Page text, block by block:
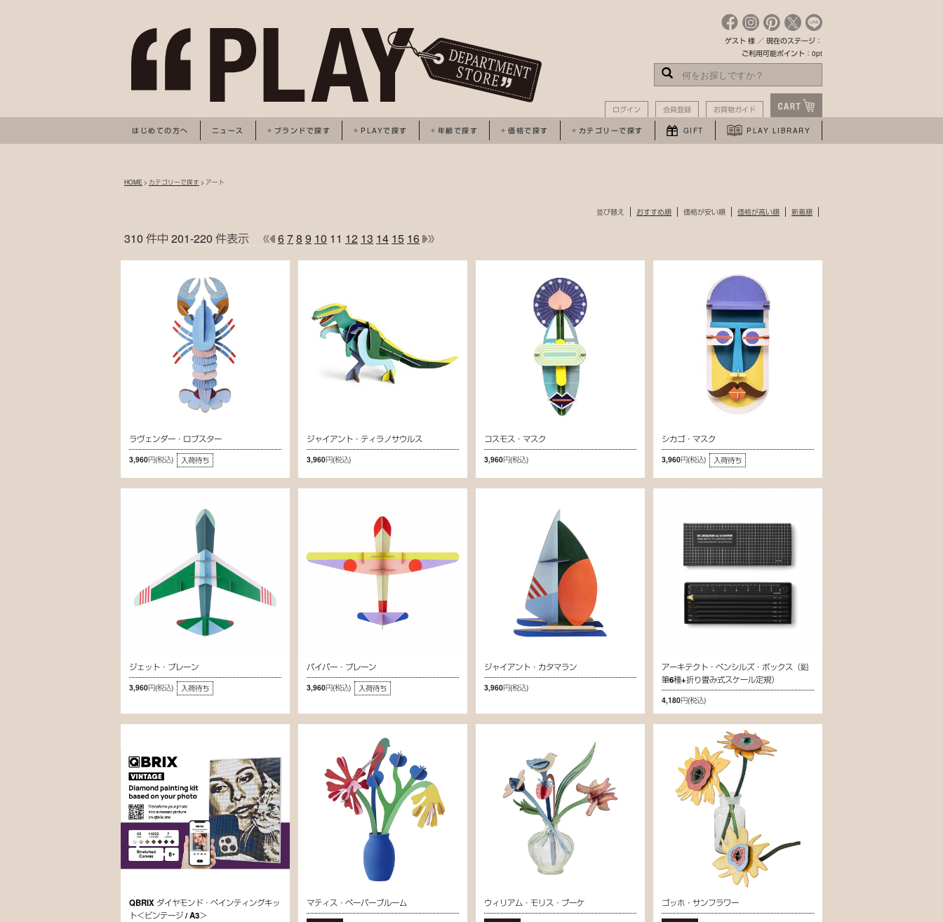
ゲスト 様 ／ 現在のステージ：
ご利用可能ポイント：0pt
ログイン 会員登録 お買物ガイド
はじめての方へ ニュース ブランドで探す PLAYで探す 年齢で探す 価格で探す カテゴリーで探す GIFT PLAY LIBRARY
HOME > カテゴリーで探す > アート
並び替え おすすめ順 価格が安い順 価格が高い順 新着順
310 件中 201-220 件表示 678 9 10 11 12 13 14 15 16
ラヴェンダー・ロブスター
3,960円(税込) 入荷待ち
ジャイアント・ティラノサウルス
3,960円(税込)
コスモス・マスク
3,960円(税込)
シカゴ・マスク
3,960円(税込) 入荷待ち
ジェット・プレーン
3,960円(税込) 入荷待ち
パイパー・プレーン
3,960円(税込) 入荷待ち
ジャイアント・カタマラン
3,960円(税込)
アーキテクト・ペンシルズ・ボックス（鉛
筆6種+折り畳み式スケール定規）
4,180円(税込)
QBRIX ダイヤモンド・ペインティングキッ
ト＜ビンテージ / A3＞
マティス・ペーパーブルーム ウィリアム・モリス・ブーケ ゴッホ・サンフラワー